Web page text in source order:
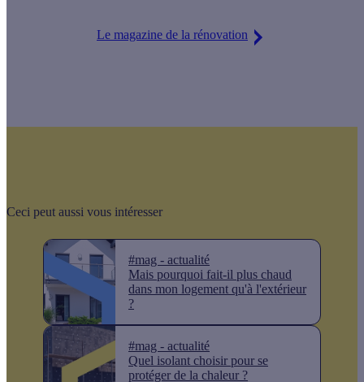
Le magazine de la rénovation
Ceci peut aussi vous intéresser
#mag - actualité
Mais pourquoi fait-il plus chaud
dans mon logement qu'à l'extérieur
?
#mag - actualité
Quel isolant choisir pour se
protéger de la chaleur ?